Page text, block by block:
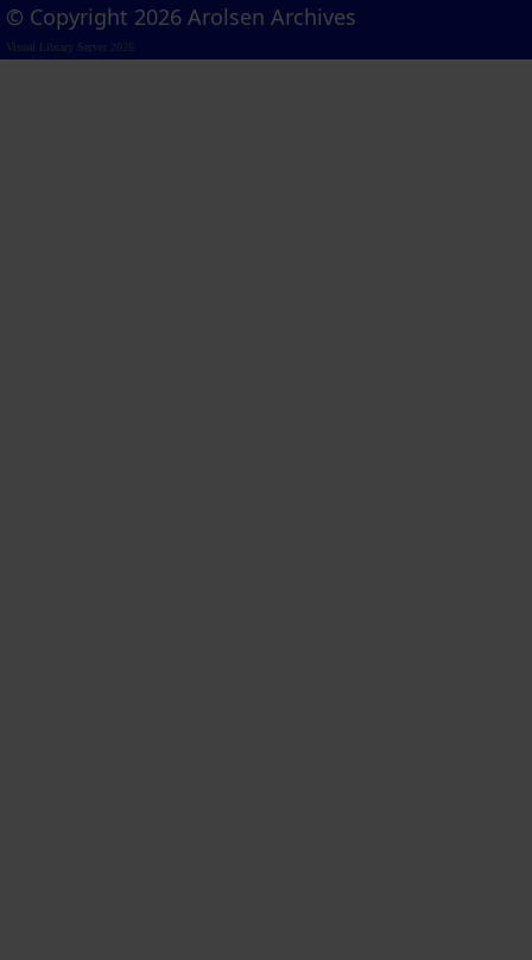
© Copyright 2026 Arolsen Archives
Visual Library Server 2026